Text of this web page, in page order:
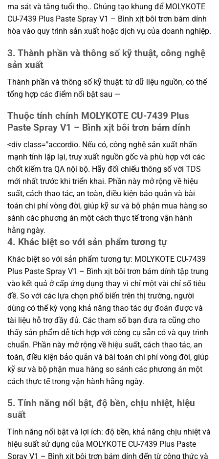
ma sát và tăng tuổi thọ.. Chúng tạo khung để MOLYKOTE
CU-7439 Plus Paste Spray V1 – Bình xịt bôi trơn bám dính
hòa vào quy trình sản xuất hoặc dịch vụ của doanh nghiệp.
3. Thành phần và thông số kỹ thuật, công nghệ
sản xuất
Thành phần và thông số kỹ thuật: từ dữ liệu nguồn, có thể
tổng hợp các điểm nổi bật sau —
Thuộc tính chính MOLYKOTE CU-7439 Plus
Paste Spray V1 – Bình xịt bôi trơn bám dính
<div class="accordio. Nếu có, công nghệ sản xuất nhấn
mạnh tính lặp lại, truy xuất nguồn gốc và phù hợp với các
chốt kiểm tra QA nội bộ. Hãy đối chiếu thông số với TDS
mới nhất trước khi triển khai. Phần này mở rộng về hiệu
suất, cách thao tác, an toàn, điều kiện bảo quản và bài
toán chi phí vòng đời, giúp kỹ sư và bộ phận mua hàng so
sánh các phương án một cách thực tế trong vận hành
hằng ngày.
4. Khác biệt so với sản phẩm tương tự
Khác biệt so với sản phẩm tương tự: MOLYKOTE CU-7439
Plus Paste Spray V1 – Bình xịt bôi trơn bám dính tập trung
vào kết quả ở cấp ứng dụng thay vì chỉ một vài chỉ số tiêu
đề. So với các lựa chọn phổ biến trên thị trường, người
dùng có thể kỳ vọng khả năng thao tác dự đoán được và
tài liệu hỗ trợ đầy đủ. Các tham số bạn đưa ra cũng cho
thấy sản phẩm dễ tích hợp với công cụ sẵn có và quy trình
chuẩn. Phần này mở rộng về hiệu suất, cách thao tác, an
toàn, điều kiện bảo quản và bài toán chi phí vòng đời, giúp
kỹ sư và bộ phận mua hàng so sánh các phương án một
cách thực tế trong vận hành hằng ngày.
5. Tính năng nổi bật, độ bền, chịu nhiệt, hiệu
suất
Tính năng nổi bật và lợi ích: độ bền, khả năng chịu nhiệt và
hiệu suất sử dụng của MOLYKOTE CU-7439 Plus Paste
Spray V1 – Bình xịt bôi trơn bám dính đến từ công thức và